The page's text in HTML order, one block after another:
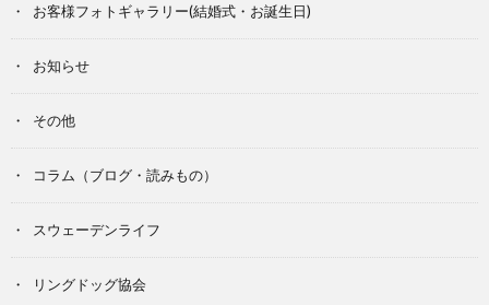
お客様フォトギャラリー(結婚式・お誕生日)
お知らせ
その他
コラム（ブログ・読みもの）
スウェーデンライフ
リングドッグ協会